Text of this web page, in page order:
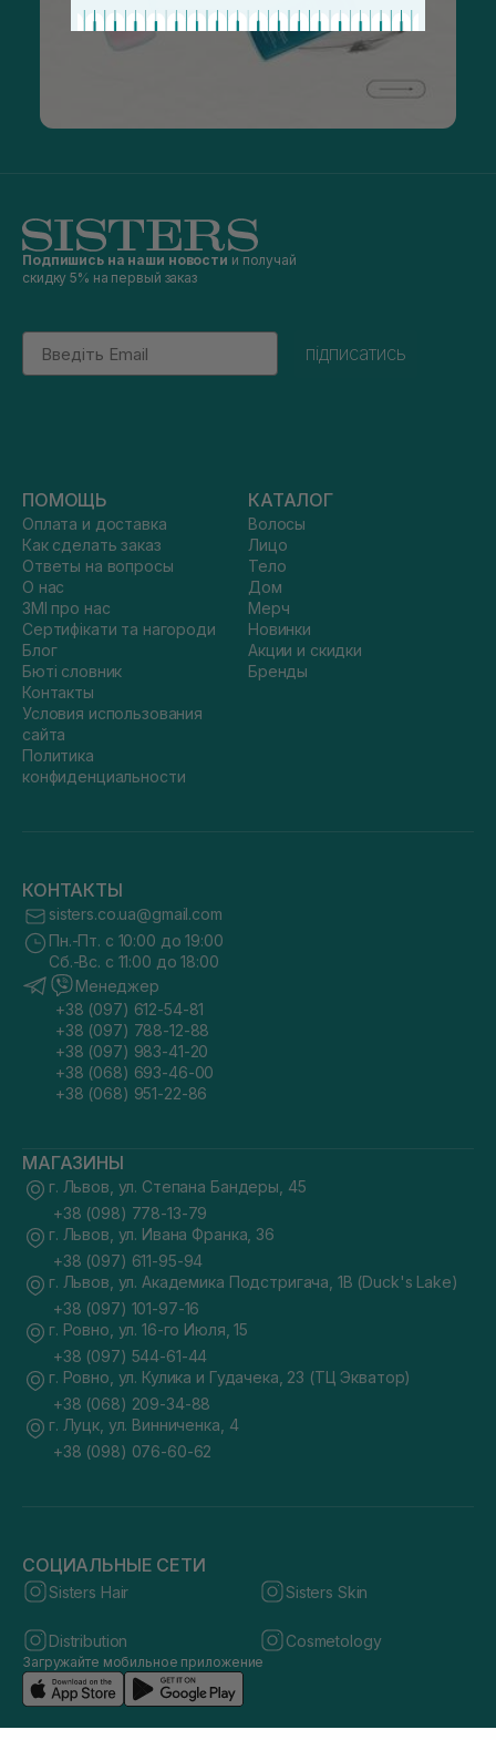
Подпишись на наши новости и получай
скидку 5% на первый заказ
Email
підписатись
ПОМОЩЬ
Оплата и доставка
Как сделать заказ
Ответы на вопросы
О нас
ЗМІ про нас
Сертифікати та нагороди
Блог
Бюті словник
Контакты
Условия использования
сайта
Политика
конфиденциальности
КАТАЛОГ
Волосы
Лицо
Тело
Дом
Мерч
Новинки
Акции и скидки
Бренды
КОНТАКТЫ
sisters.co.ua@gmail.com
Пн.-Пт. с 10:00 до 19:00
Сб.-Вс. с 11:00 до 18:00
Менеджер
+38 (097) 612-54-81
+38 (097) 788-12-88
+38 (097) 983-41-20
+38 (068) 693-46-00
+38 (068) 951-22-86
МАГАЗИНЫ
г. Львов, ул. Степана Бандеры, 45
+38 (098) 778-13-79
г. Львов, ул. Ивана Франка, 36
+38 (097) 611-95-94
г. Львов, ул. Академика Подстригача, 1В (Duck's Lake)
+38 (097) 101-97-16
г. Ровно, ул. 16-го Июля, 15
+38 (097) 544-61-44
г. Ровно, ул. Кулика и Гудачека, 23 (ТЦ Экватор)
+38 (068) 209-34-88
г. Луцк, ул. Винниченка, 4
+38 (098) 076-60-62
СОЦИАЛЬНЫЕ СЕТИ
Sisters Hair Sisters Skin
Distribution Cosmetology
Загружайте мобильное приложение